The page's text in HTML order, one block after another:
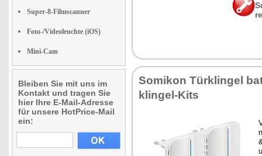
Super-8-Filmscanner
Foto-/Videoleuchte (iOS)
Mini-Cam
Bleiben Sie mit uns im
Kontakt und tragen Sie
hier Ihre E-Mail-Adresse
für unsere HotPrice-Mail
ein:
So­mi­kon Tür­klin­gel
klin­gel-Kits